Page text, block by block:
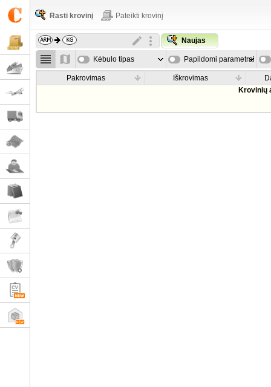
Rasti krovinį Pateikti krovinį
Naujas
Kėbulo tipas Papildomi parametrai
Pakrovimas Iškrovimas
Krovinių